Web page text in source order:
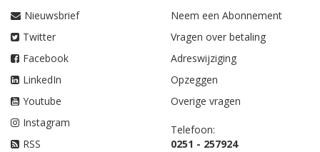
Nieuwsbrief
Twitter
Facebook
LinkedIn
Youtube
Instagram
RSS
Neem een Abonnement
Vragen over betaling
Adreswijziging
Opzeggen
Overige vragen
Telefoon:
0251 - 257924